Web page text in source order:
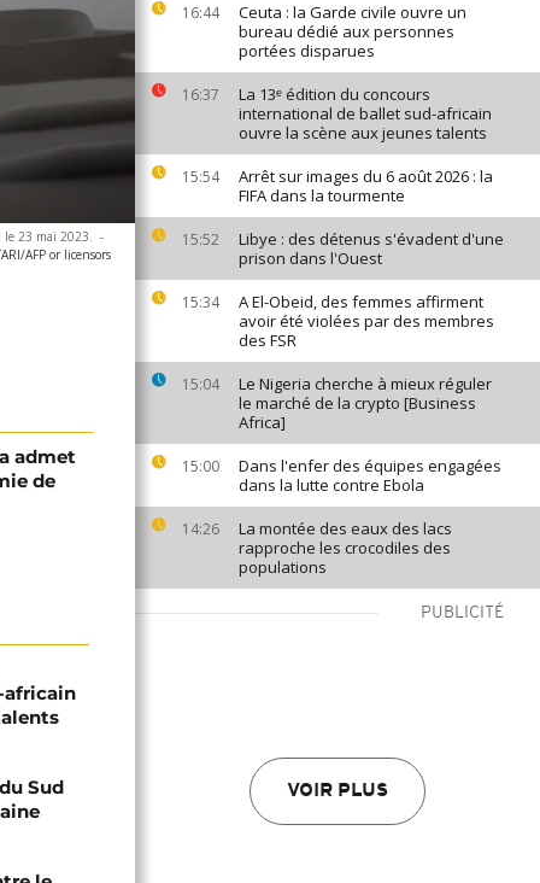
16:44
Ceuta : la Garde civile ouvre un
bureau dédié aux personnes
portées disparues
16:37
La 13ᵉ édition du concours
international de ballet sud-africain
ouvre la scène aux jeunes talents
15:54
Arrêt sur images du 6 août 2026 : la
FIFA dans la tourmente
15:52
Libye : des détenus s'évadent d'une
prison dans l'Ouest
15:34
A El-Obeid, des femmes affirment
avoir été violées par des membres
des FSR
15:04
Le Nigeria cherche à mieux réguler
le marché de la crypto [Business
Africa]
15:00
Dans l'enfer des équipes engagées
dans la lutte contre Ebola
14:26
La montée des eaux des lacs
rapproche les crocodiles des
populations
PUBLICITÉ
VOIR PLUS
23 mai 2023. -
AFP or licensors
admet
de
africain
Sud